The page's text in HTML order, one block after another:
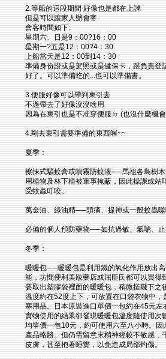
2.等船的這段期間 好像也是都在上課
但是可以讓家人辦會客
會客時間如下:
星期六、日是9：00?16：00
星期一?五是12：00?4：30
上船當天是12：00到14：30
準備身份證或是駕照或是健保卡，跟負責登
好了。可以準備吃的...也可以準備書。
3.便服好像可以帶到東引去
不過帶去了好像沒沒啥用
因為在東引也是不准穿便服ㄉ (也沒什麼機
4.剛去東引需要準備的東西喔~~
夏季：
擦抹式驅蚊膏或噴霧防蚊液──馬祖各島樹
用植物及林下植被軍事掩蔽，因此操課或站
受蚊蟲叮咬。
萬金油、綠油精──頭痛、提神或一般蚊蟲
必備的個人預防藥物──如抗過敏、氣喘、
冬季：
暖暖包──暖暖包是利用鐵的氧化作用放出
能，坊間便利美妝藥店或屈臣氏都可以買得
要取出塑膠袋裡面的暖暖包，稍微搓幾下之
溫度約在52度上下，可放置在口袋衣物中，
寒用品。日本原裝進口單價一包約在45元左
實物使用的結果卻發現暖暖包溫度隨使用次
均單價一包10元，約可使用六至八小時。因
產品略勝。但仍需留意末梢神經較不敏感，
皮膚，甚至抱著睡覺，以免造成局部灼傷。